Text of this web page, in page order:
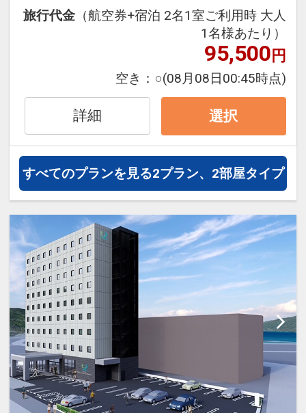
にも最適！
旅行期間中の1泊だけの宿泊や延
泊・飛び泊なども自由自在です。
フライトは、安心のJAL（または
JALグループ）確約！フライトマイ
ル50%貯まります。
オプションでレンタカーや現地交
通・体験プランなどの追加（同時予
約）が可能なプランもございます。
旅行代金 （航空券+宿泊 2名1室ご利用時 大人
1名様あたり）
95,500円
空き： ○(08月08日00:45時点)
詳細 選択
すべてのプランを見る2プラン、2部屋タイプ